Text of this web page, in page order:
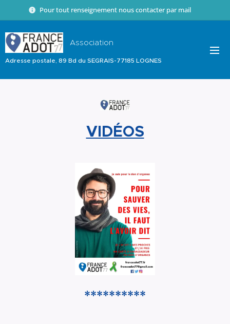
Pour tout renseignement nous contacter par mail 📧
Association
Adresse postale, 89 Bd du SEGRAIS-77185 LOGNES
VIDÉOS
**********